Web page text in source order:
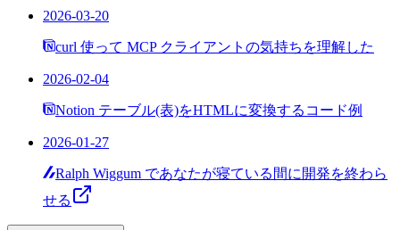
2026-03-20
curl 使って MCP クライアントの気持ちを理解した
2026-02-04
Notion テーブル(表)をHTMLに変換するコード例
2026-01-27
Ralph Wiggum であなたが寝ている間に開発を終わら
せる